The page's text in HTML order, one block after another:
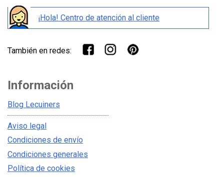
¡Hola! Centro de atención al cliente
También en redes:
Información
Blog Lecuiners
Aviso legal
Condiciones de envío
Condiciones generales
Política de cookies